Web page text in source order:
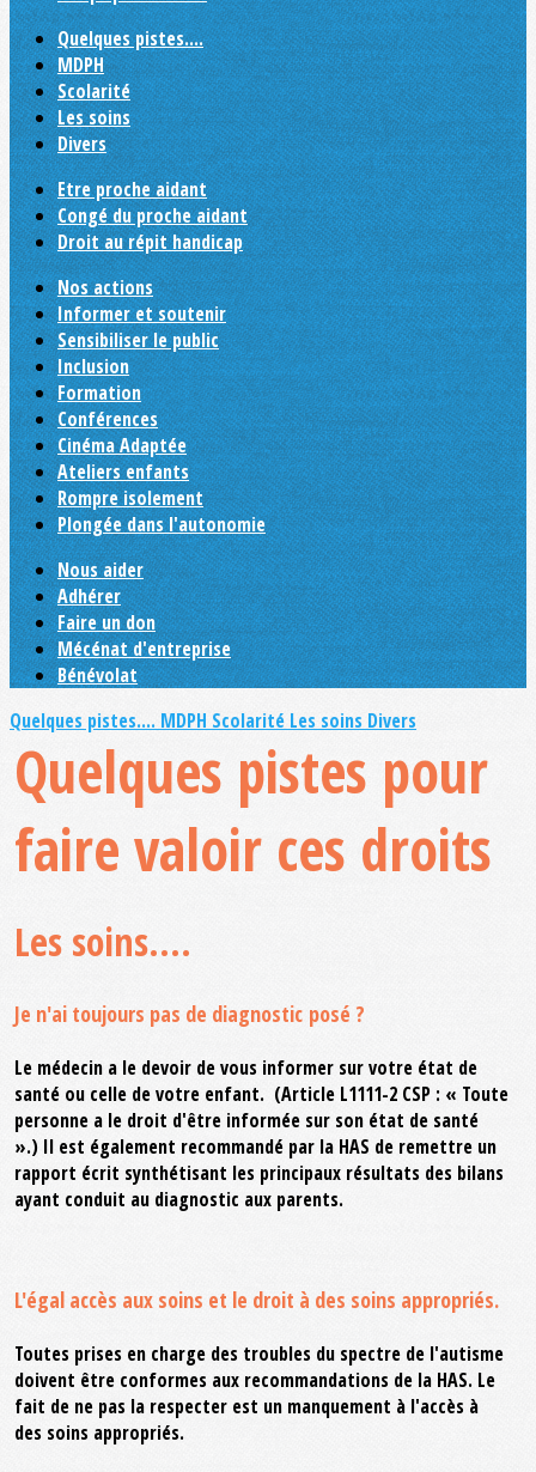
Quelques pistes....
MDPH
Scolarité
Les soins
Divers
Etre proche aidant
Congé du proche aidant
Droit au répit handicap
Nos actions
Informer et soutenir
Sensibiliser le public
Inclusion
Formation
Conférences
Cinéma Adaptée
Ateliers enfants
Rompre isolement
Plongée dans l'autonomie
Nous aider
Adhérer
Faire un don
Mécénat d'entreprise
Bénévolat
Quelques pistes.... MDPH Scolarité Les soins Divers
Quelques pistes pour
faire valoir ces droits
Les soins....
Je n'ai toujours pas de diagnostic posé ?
Le médecin a le devoir de vous informer sur votre état de
santé ou celle de votre enfant. (Article L1111-2 CSP : « Toute
personne a le droit d'être informée sur son état de santé
».) Il est également recommandé par la HAS de remettre un
rapport écrit synthétisant les principaux résultats des bilans
ayant conduit au diagnostic aux parents.
L'égal accès aux soins et le droit à des soins appropriés.
Toutes prises en charge des troubles du spectre de l'autisme
doivent être conformes aux recommandations de la HAS. Le
fait de ne pas la respecter est un manquement à l'accès à
des soins appropriés.